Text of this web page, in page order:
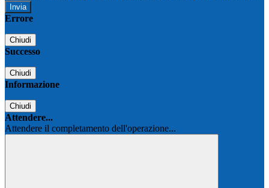
Errore
Chiudi
Successo
Chiudi
Informazione
Chiudi
Attendere...
Attendere il completamento dell'operazione...